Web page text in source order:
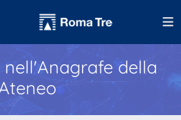
nell'Anagrafe della